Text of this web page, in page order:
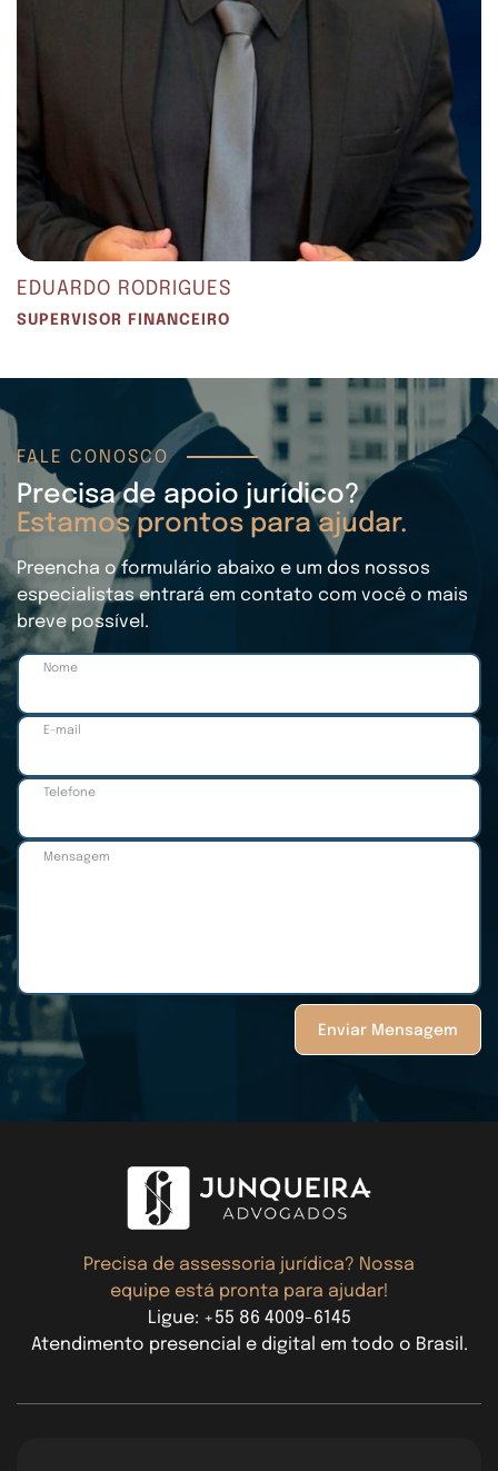
EDUARDO RODRIGUES
SUPERVISOR FINANCEIRO
FALE CONOSCO
Precisa de apoio jurídico?
Estamos prontos para ajudar.
Preencha o formulário abaixo e um dos nossos
especialistas entrará em contato com você o mais
breve possível.
Nome
E-mail
Telefone
Mensagem
Enviar Mensagem
Precisa de assessoria jurídica? Nossa
equipe está pronta para ajudar!
Ligue: +55 86 4009-6145
Atendimento presencial e digital em todo o Brasil.